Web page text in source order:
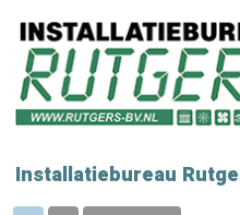
Installatiebureau